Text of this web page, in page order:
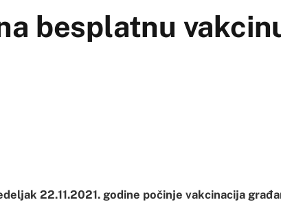
besplatnu
22.11.2021. godine počinje vakcinacija